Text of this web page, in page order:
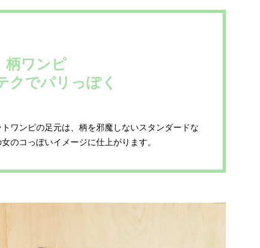
柄ワンピ
クでパリっぽく
ワンピの足元は、柄を邪魔しないスタンダードな
のコっぽいイメージに仕上がります。
【J’s Picks】悲しい経験でたどり
着いた…J-BOY三上龍の手放せな
品〉
て？】自称“コスメオタク見習
【元之介＆小西詠
斗くんが可愛く見
「JJモデルオーデ